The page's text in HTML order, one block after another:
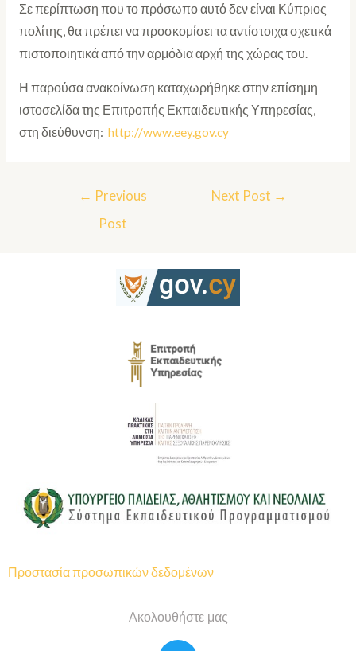
Σε περίπτωση που το πρόσωπο αυτό δεν είναι Κύπριος
πολίτης, θα πρέπει να προσκομίσει τα αντίστοιχα σχετικά
πιστοποιητικά από την αρμόδια αρχή της χώρας του.
Η παρούσα ανακοίνωση καταχωρήθηκε στην επίσημη
ιστοσελίδα της Επιτροπής Εκπαιδευτικής Υπηρεσίας,
στη διεύθυνση: http://www.eey.gov.cy
← Previous
Post
Next Post →
Προστασία προσωπικών δεδομένων
Ακολουθήστε μας